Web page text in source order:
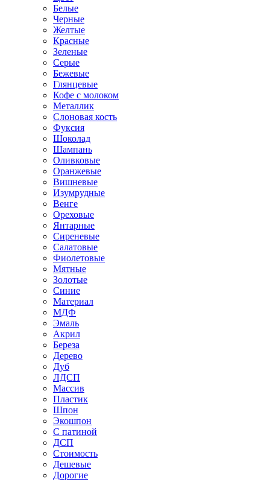
Белые
Черные
Желтые
Красные
Зеленые
Серые
Бежевые
Глянцевые
Кофе с молоком
Металлик
Слоновая кость
Фуксия
Шоколад
Шампань
Оливковые
Оранжевые
Вишневые
Изумрудные
Венге
Ореховые
Янтарные
Сиреневые
Салатовые
Фиолетовые
Мятные
Золотые
Синие
Материал
МДФ
Эмаль
Акрил
Береза
Дерево
Дуб
ЛДСП
Массив
Пластик
Шпон
Экошпон
С патиной
ДСП
Стоимость
Дешевые
Дорогие